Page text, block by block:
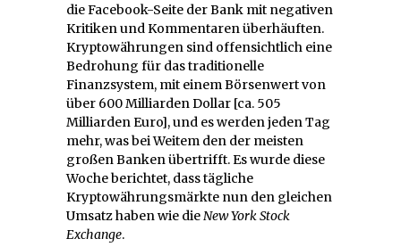
die Facebook-Seite der Bank mit negativen
Kritiken und Kommentaren überhäuften.
Kryptowährungen sind offensichtlich eine
Bedrohung für das traditionelle
Finanzsystem, mit einem Börsenwert von
über 600 Milliarden Dollar [ca. 505
Milliarden Euro], und es werden jeden Tag
mehr, was bei Weitem den der meisten
großen Banken übertrifft. Es wurde diese
Woche berichtet, dass tägliche
Kryptowährungsmärkte nun den gleichen
Umsatz haben wie dieNew York Stock
Exchange.